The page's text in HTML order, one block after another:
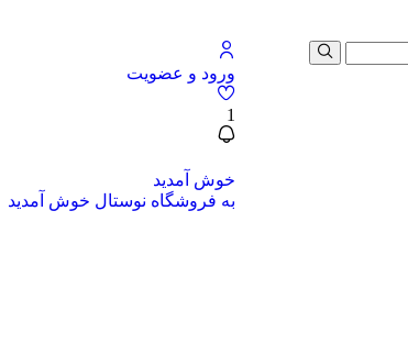
ورود و عضویت
1
خوش آمدید
به فروشگاه نوستال خوش آمدید